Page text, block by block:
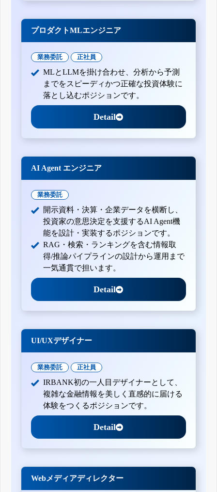
プロダクトMLエンジニア
業務委託 正社員
MLとLLMを掛け合わせ、分析から予測
までをスピーディかつ正確な投資体験に
落とし込むポジションです。
Detail
AI Agent エンジニア
業務委託
開示資料・決算・企業データを横断し、
投資家の意思決定を支援するAI Agent機
能を設計・実装するポジションです。
RAG・検索・ランキングを含む情報取
得/推論パイプラインの設計から運用まで
一気通貫で担います。
Detail
UI/UXデザイナー
業務委託 正社員
IRBANK初の一人目デザイナーとして、
複雑な金融情報を美しく直感的に届ける
体験をつくるポジションです。
Detail
Webメディアディレクター